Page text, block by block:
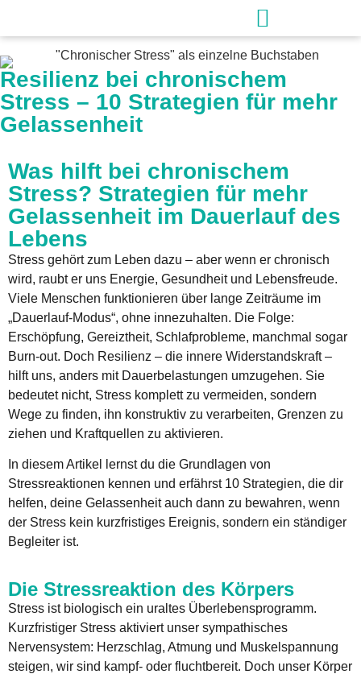
Resilienz bei chronischem
Stress – 10 Strategien für mehr
Gelassenheit
Was hilft bei chronischem
Stress? Strategien für mehr
Gelassenheit im Dauerlauf des
Lebens
Stress gehört zum Leben dazu – aber wenn er chronisch
wird, raubt er uns Energie, Gesundheit und Lebensfreude.
Viele Menschen funktionieren über lange Zeiträume im
„Dauerlauf-Modus“, ohne innezuhalten. Die Folge:
Erschöpfung, Gereiztheit, Schlafprobleme, manchmal sogar
Burn-out. Doch Resilienz – die innere Widerstandskraft –
hilft uns, anders mit Dauerbelastungen umzugehen. Sie
bedeutet nicht, Stress komplett zu vermeiden, sondern
Wege zu finden, ihn konstruktiv zu verarbeiten, Grenzen zu
ziehen und Kraftquellen zu aktivieren.
In diesem Artikel lernst du die Grundlagen von
Stressreaktionen kennen und erfährst 10 Strategien, die dir
helfen, deine Gelassenheit auch dann zu bewahren, wenn
der Stress kein kurzfristiges Ereignis, sondern ein ständiger
Begleiter ist.
Die Stressreaktion des Körpers
Stress ist biologisch ein uraltes Überlebensprogramm.
Kurzfristiger Stress aktiviert unser sympathisches
Nervensystem: Herzschlag, Atmung und Muskelspannung
steigen, wir sind kampf- oder fluchtbereit. Doch unser Körper